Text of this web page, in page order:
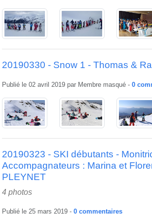
20190330 - Snow 1 - Thomas &
Publié le 02 avril 2019 par Membre masqué - 0
20190323 - SKI débutants -
Accompagnateurs : Marina et
PLEYNET
4 photos
Publié le 25 mars 2019 - 0 commentaires